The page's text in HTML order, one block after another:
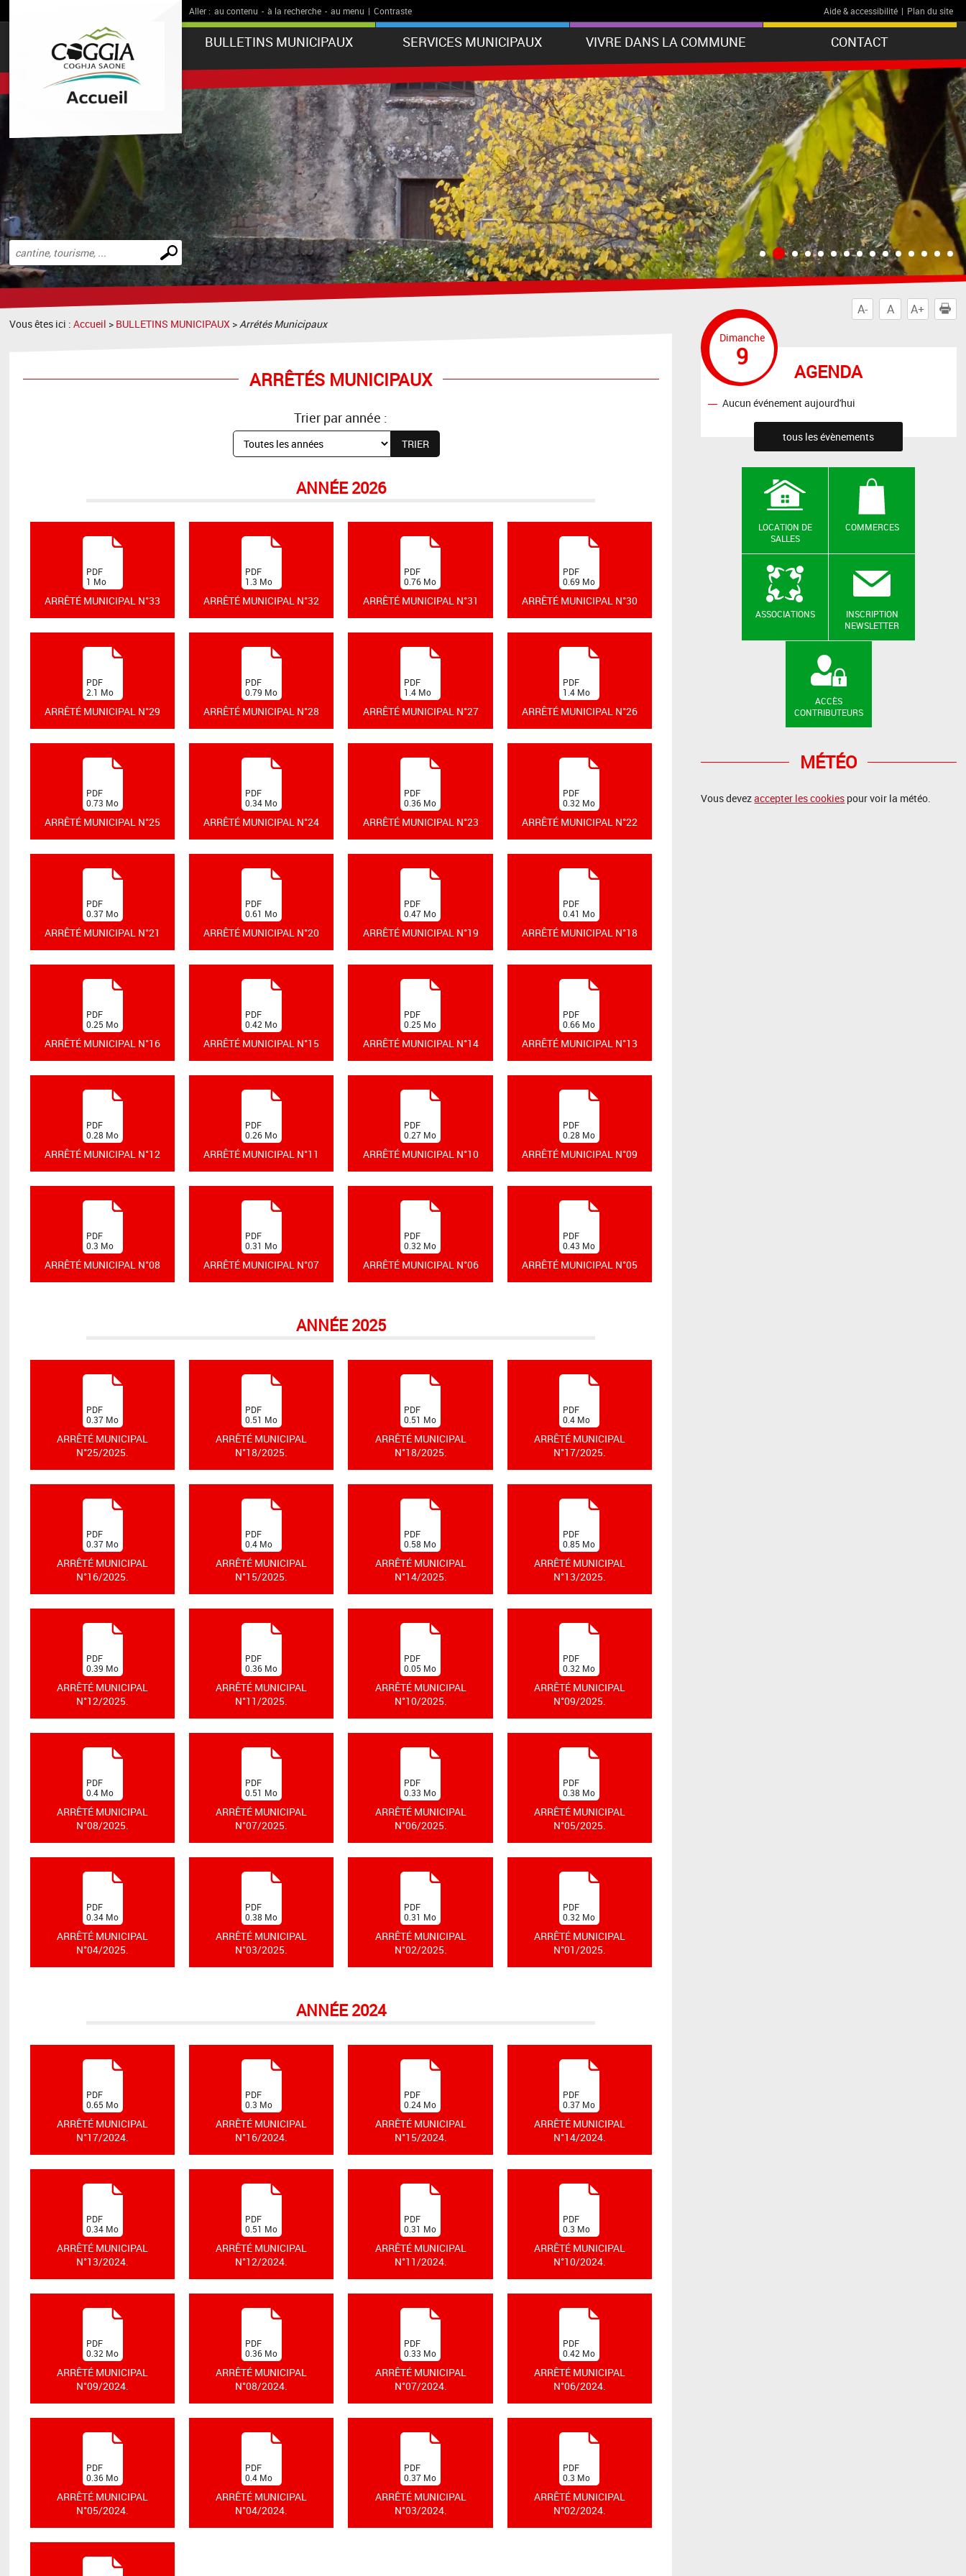
Aller : au contenu - à la recherche - au menu | Contraste Aide & accessibilité | Plan du site
BULLETINS MUNICIPAUX SERVICES MUNICIPAUX VIVRE DANS LA COMMUNE CONTACT
Effectuer
une
recherche
A- A A+
Vous êtes ici :Accueil > BULLETINS MUNICIPAUX >Arrétés Municipaux
ARRÊTÉS MUNICIPAUX
Trier par année :
ANNÉE 2026
ARRÊTÉ MUNICIPAL N°33
(PDF
1 Mo
)
ARRÊTÉ MUNICIPAL N°32
(PDF
1.3 Mo
)
ARRÊTÉ MUNICIPAL N°31
(PDF
0.76 Mo
)
ARRÊTÉ MUNICIPAL N°30
(PDF
0.69 Mo
)
ARRÊTÉ MUNICIPAL N°29
(PDF
2.1 Mo
)
ARRÊTÉ MUNICIPAL N°28
(PDF
0.79 Mo
)
ARRÊTÉ MUNICIPAL N°27
(PDF
1.4 Mo
)
ARRÊTÉ MUNICIPAL N°26
(PDF
1.4 Mo
)
ARRÊTÉ MUNICIPAL N°25
(PDF
0.73 Mo
)
ARRÊTÉ MUNICIPAL N°24
(PDF
0.34 Mo
)
ARRÊTÉ MUNICIPAL N°23
(PDF
0.36 Mo
)
ARRÊTÉ MUNICIPAL N°22
(PDF
0.32 Mo
)
ARRÊTÉ MUNICIPAL N°21
(PDF
0.37 Mo
)
ARRÊTÉ MUNICIPAL N°20
(PDF
0.61 Mo
)
ARRÊTÉ MUNICIPAL N°19
(PDF
0.47 Mo
)
ARRÊTÉ MUNICIPAL N°18
(PDF
0.41 Mo
)
ARRÊTÉ MUNICIPAL N°16
(PDF
0.25 Mo
)
ARRÊTÉ MUNICIPAL N°15
(PDF
0.42 Mo
)
ARRÊTÉ MUNICIPAL N°14
(PDF
0.25 Mo
)
ARRÊTÉ MUNICIPAL N°13
(PDF
0.66 Mo
)
ARRÊTÉ MUNICIPAL N°12
(PDF
0.28 Mo
)
ARRÊTÉ MUNICIPAL N°11
(PDF
0.26 Mo
)
ARRÊTÉ MUNICIPAL N°10
(PDF
0.27 Mo
)
ARRÊTÉ MUNICIPAL N°09
(PDF
0.28 Mo
)
ARRÊTÉ MUNICIPAL N°08
(PDF
0.3 Mo
)
ARRÊTÉ MUNICIPAL N°07
(PDF
0.31 Mo
)
ARRÊTÉ MUNICIPAL N°06
(PDF
0.32 Mo
)
ARRÊTÉ MUNICIPAL N°05
(PDF
0.43 Mo
)
ANNÉE 2025
ARRÊTÉ MUNICIPAL
N°25/2025.
(PDF
0.37 Mo
)
ARRÊTÉ MUNICIPAL
N°18/2025.
(PDF
0.51 Mo
)
ARRÊTÉ MUNICIPAL
N°18/2025.
(PDF
0.51 Mo
)
ARRÊTÉ MUNICIPAL
N°17/2025.
(PDF
0.4 Mo
)
ARRÊTÉ MUNICIPAL
N°16/2025.
(PDF
0.37 Mo
)
ARRÊTÉ MUNICIPAL
N°15/2025.
(PDF
0.4 Mo
)
ARRÊTÉ MUNICIPAL
N°14/2025.
(PDF
0.58 Mo
)
ARRÊTÉ MUNICIPAL
N°13/2025.
(PDF
0.85 Mo
)
ARRÊTÉ MUNICIPAL
N°12/2025.
(PDF
0.39 Mo
)
ARRÊTÉ MUNICIPAL
N°11/2025.
(PDF
0.36 Mo
)
ARRÊTÉ MUNICIPAL
N°10/2025.
(PDF
0.05 Mo
)
ARRÊTÉ MUNICIPAL
N°09/2025.
(PDF
0.32 Mo
)
ARRÊTÉ MUNICIPAL
N°08/2025.
(PDF
0.4 Mo
)
ARRÊTÉ MUNICIPAL
N°07/2025.
(PDF
0.51 Mo
)
ARRÊTÉ MUNICIPAL
N°06/2025.
(PDF
0.33 Mo
)
ARRÊTÉ MUNICIPAL
N°05/2025.
(PDF
0.38 Mo
)
ARRÊTÉ MUNICIPAL
N°04/2025.
(PDF
0.34 Mo
)
ARRÊTÉ MUNICIPAL
N°03/2025.
(PDF
0.38 Mo
)
ARRÊTÉ MUNICIPAL
N°02/2025.
(PDF
0.31 Mo
)
ARRÊTÉ MUNICIPAL
N°01/2025.
(PDF
0.32 Mo
)
ANNÉE 2024
ARRÊTÉ MUNICIPAL
N°17/2024.
(PDF
0.65 Mo
)
ARRÊTÉ MUNICIPAL
N°16/2024.
(PDF
0.3 Mo
)
ARRÊTÉ MUNICIPAL
N°15/2024.
(PDF
0.24 Mo
)
ARRÊTÉ MUNICIPAL
N°14/2024.
(PDF
0.37 Mo
)
ARRÊTÉ MUNICIPAL
N°13/2024.
(PDF
0.34 Mo
)
ARRÊTÉ MUNICIPAL
N°12/2024.
(PDF
0.51 Mo
)
ARRÊTÉ MUNICIPAL
N°11/2024.
(PDF
0.31 Mo
)
ARRÊTÉ MUNICIPAL
N°10/2024.
(PDF
0.3 Mo
)
ARRÊTÉ MUNICIPAL
N°09/2024.
(PDF
0.32 Mo
)
ARRÊTÉ MUNICIPAL
N°08/2024.
(PDF
0.36 Mo
)
ARRÊTÉ MUNICIPAL
N°07/2024.
(PDF
0.33 Mo
)
ARRÊTÉ MUNICIPAL
N°06/2024.
(PDF
0.42 Mo
)
ARRÊTÉ MUNICIPAL
N°05/2024.
(PDF
0.36 Mo
)
ARRÊTÉ MUNICIPAL
N°04/2024.
(PDF
0.4 Mo
)
ARRÊTÉ MUNICIPAL
N°03/2024.
(PDF
0.37 Mo
)
ARRÊTÉ MUNICIPAL
N°02/2024.
(PDF
0.3 Mo
)
AGENDA
Dimanche
9
Aucun événement aujourd'hui
tous les évènements
LOCATION DE
SALLES
COMMERCES
ASSOCIATIONS
INSCRIPTION
NEWSLETTER
ACCÈS
CONTRIBUTEURS
MÉTÉO
Vous devezaccepter les cookies pour voir la météo.